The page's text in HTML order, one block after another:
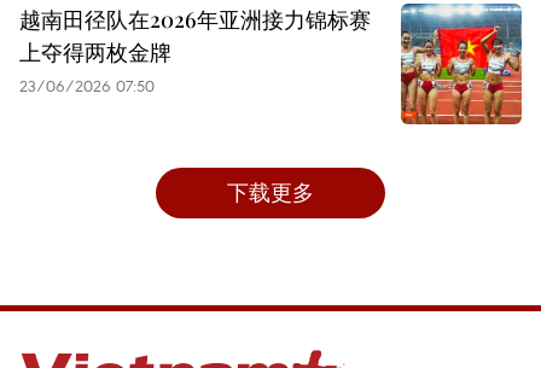
越南田径队在2026年亚洲接力锦标赛
上夺得两枚金牌
23/06/2026 07:50
下载更多